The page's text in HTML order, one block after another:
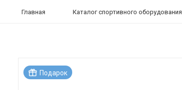
Главная Каталог спортивного оборудования
Подарок